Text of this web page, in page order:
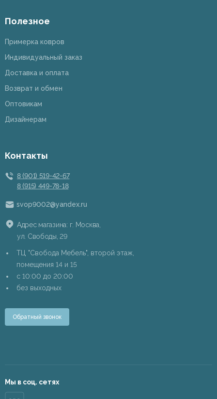
Полезное
Примерка ковров
Индивидуальный заказ
Доставка и оплата
Возврат и обмен
Оптовикам
Дизайнерам
Контакты
8 (901) 519-42-67
8 (915) 449-78-18
svop9002@yandex.ru
Адрес магазина: г. Москва,
ул. Свободы, 29
ТЦ "Свобода Мебель", второй этаж,
помещения 14 и 15
c 10:00 до 20:00
без выходных
Обратный звонок
Мы в соц. сетях